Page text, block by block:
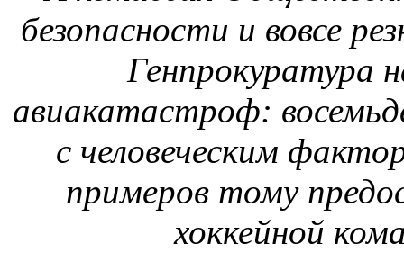
Новости МО и МВД РФ
Госиспытания